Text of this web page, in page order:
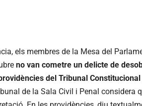
els membres de la Mesa del
no van cometre un delicte de
del Tribunal Constitucional
de la Sala Civil i Penal considera